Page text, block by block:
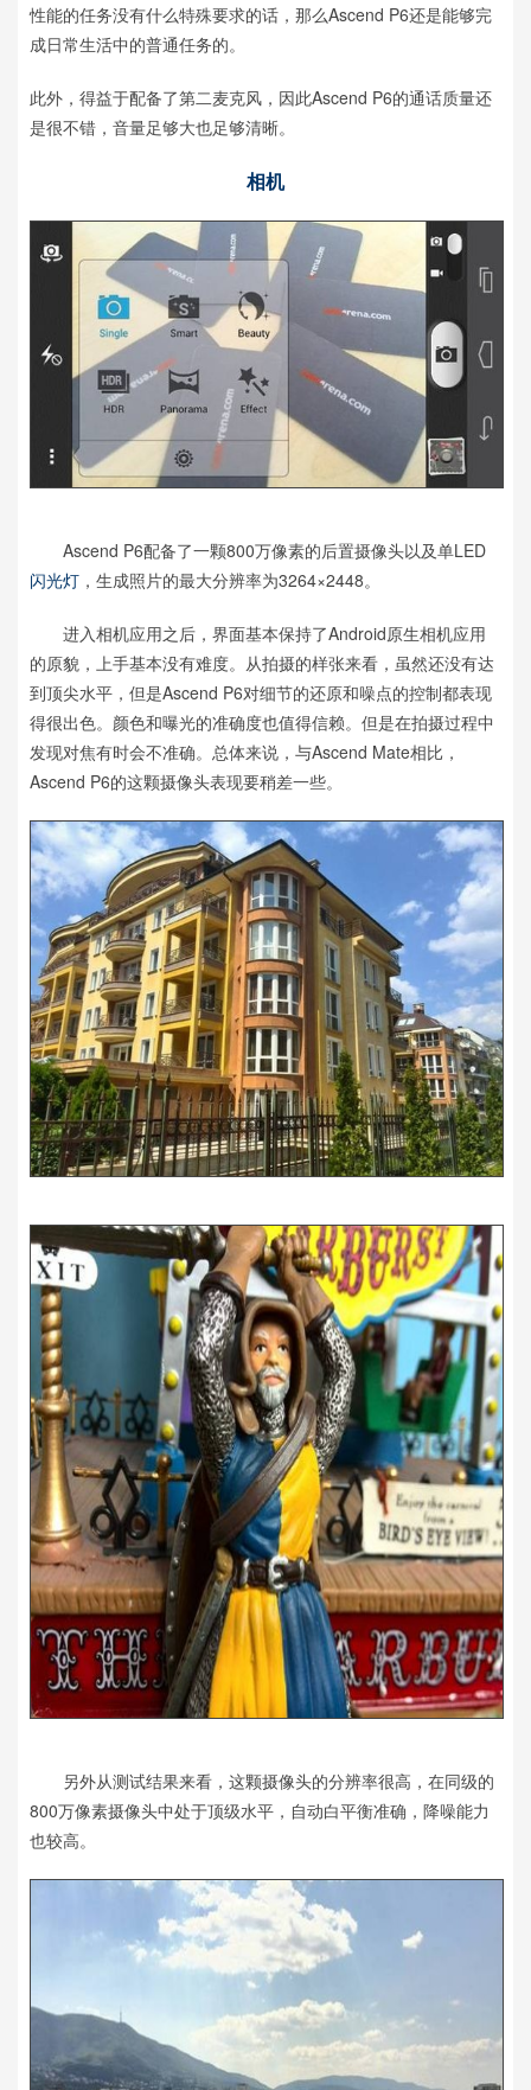
性能的任务没有什么特殊要求的话，那么Ascend P6还是能够完
成日常生活中的普通任务的。
此外，得益于配备了第二麦克风，因此Ascend P6的通话质量还
是很不错，音量足够大也足够清晰。
相机
Ascend P6配备了一颗800万像素的后置摄像头以及单LED
闪光灯 ，生成照片的最大分辨率为3264×2448。
进入相机应用之后，界面基本保持了Android原生相机应用
的原貌，上手基本没有难度。从拍摄的样张来看，虽然还没有达
到顶尖水平，但是Ascend P6对细节的还原和噪点的控制都表现
得很出色。颜色和曝光的准确度也值得信赖。但是在拍摄过程中
发现对焦有时会不准确。总体来说，与Ascend Mate相比，
Ascend P6的这颗摄像头表现要稍差一些。
另外从测试结果来看，这颗摄像头的分辨率很高，在同级的
800万像素摄像头中处于顶级水平，自动白平衡准确，降噪能力
也较高。